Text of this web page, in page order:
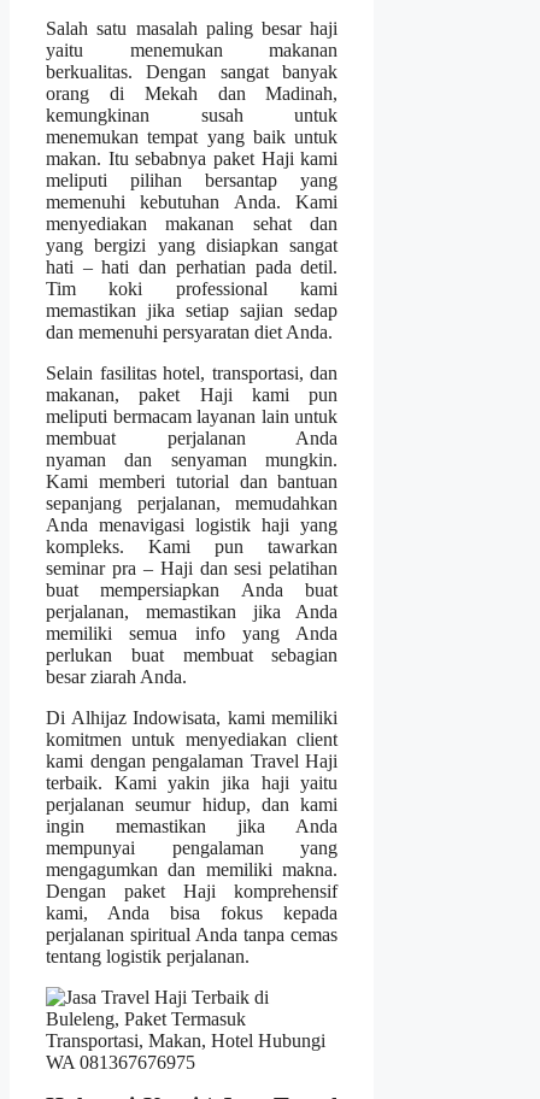
Salah satu masalah paling besar haji
yaitu menemukan makanan
berkualitas. Dengan sangat banyak
orang di Mekah dan Madinah,
kemungkinan susah untuk
menemukan tempat yang baik untuk
makan. Itu sebabnya paket Haji kami
meliputi pilihan bersantap yang
memenuhi kebutuhan Anda. Kami
menyediakan makanan sehat dan
yang bergizi yang disiapkan sangat
hati – hati dan perhatian pada detil.
Tim koki professional kami
memastikan jika setiap sajian sedap
dan memenuhi persyaratan diet Anda.
Selain fasilitas hotel, transportasi, dan
makanan, paket Haji kami pun
meliputi bermacam layanan lain untuk
membuat perjalanan Anda
nyaman dan senyaman mungkin.
Kami memberi tutorial dan bantuan
sepanjang perjalanan, memudahkan
Anda menavigasi logistik haji yang
kompleks. Kami pun tawarkan
seminar pra – Haji dan sesi pelatihan
buat mempersiapkan Anda buat
perjalanan, memastikan jika Anda
memiliki semua info yang Anda
perlukan buat membuat sebagian
besar ziarah Anda.
Di Alhijaz Indowisata, kami memiliki
komitmen untuk menyediakan client
kami dengan pengalaman Travel Haji
terbaik. Kami yakin jika haji yaitu
perjalanan seumur hidup, dan kami
ingin memastikan jika Anda
mempunyai pengalaman yang
mengagumkan dan memiliki makna.
Dengan paket Haji komprehensif
kami, Anda bisa fokus kepada
perjalanan spiritual Anda tanpa cemas
tentang logistik perjalanan.